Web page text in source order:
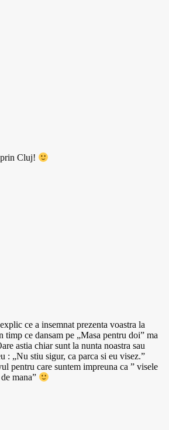
Cluj!
ce a insemnat prezenta voastra la
ce dansam pe „Masa pentru doi” ma
astia chiar sunt la nunta noastra sau
: „Nu stiu sigur, ca parca si eu visez.”
pentru care suntem impreuna ca ” visele
mana”